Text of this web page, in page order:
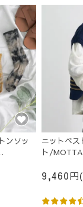
ンソッ
ニットベ
ト/
9,460円